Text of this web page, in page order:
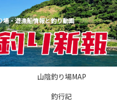
場・遊漁船情報と釣り動画
山陰釣り場MAP
釣行記